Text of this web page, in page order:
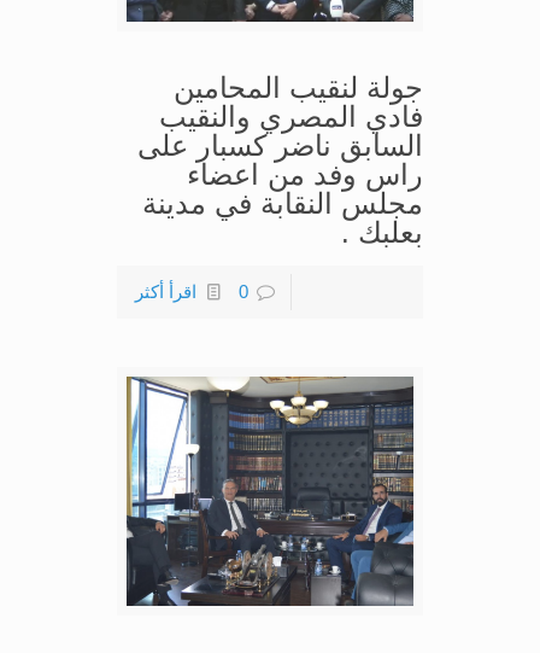
جولة لنقيب المحامين
فادي المصري والنقيب
السابق ناضر كسبار على
راس وفد من اعضاء
مجلس النقابة في مدينة
بعلبك .
0 اقرأ أكثر